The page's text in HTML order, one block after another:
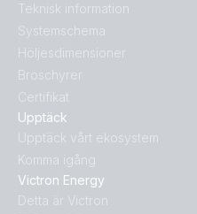
Upptäck
Upptäck vårt ekosystem
Komma igång
Victron Energy
Detta är Victron
Teknisk information
Systemschema
Höljesdimensioner
Broschyrer
Certifikat